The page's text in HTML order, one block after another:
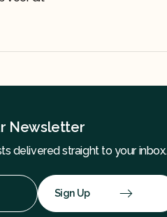
Newsletter
delivered straight to your inbox.
Sign Up